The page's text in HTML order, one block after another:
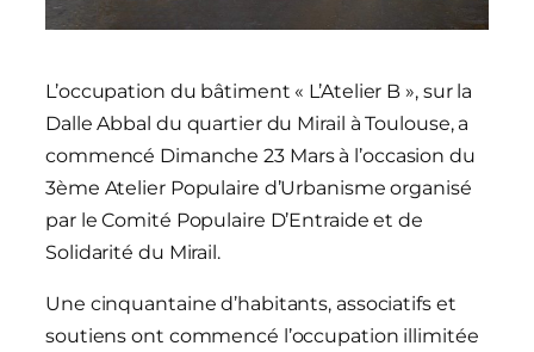
L’occupation du bâtiment « L’Atelier B », sur la
Dalle Abbal du quartier du Mirail à Toulouse, a
commencé Dimanche 23 Mars à l’occasion du
3ème Atelier Populaire d’Urbanisme organisé
par le Comité Populaire D’Entraide et de
Solidarité du Mirail.
Une cinquantaine d’habitants, associatifs et
soutiens ont commencé l’occupation illimitée